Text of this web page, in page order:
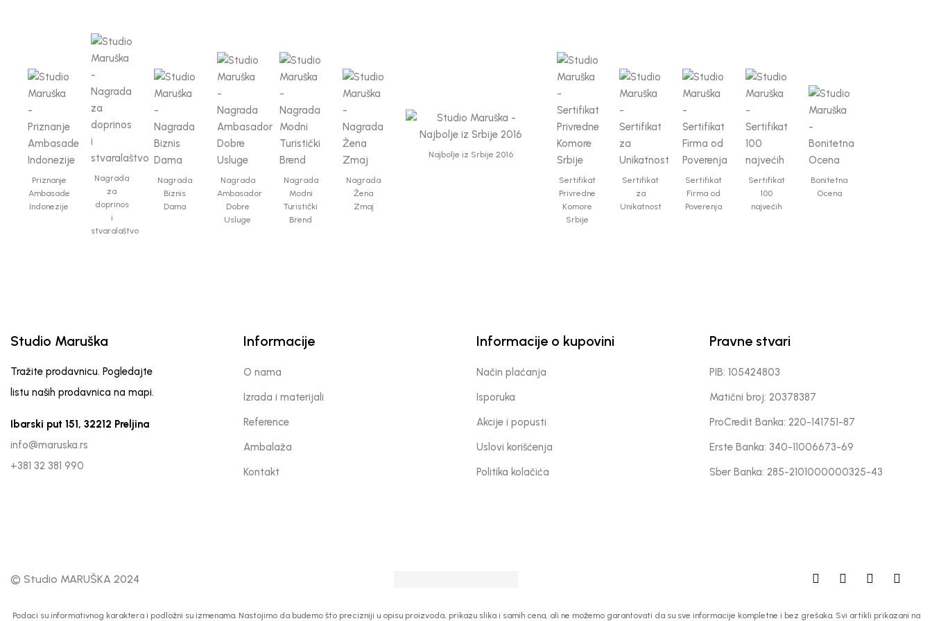
Priznanje
Ambasade
Indonezije
Nagrada
za
doprinos
i
stvaralaštvo
Nagrada
Biznis
Dama
Nagrada
Ambasador
Dobre
Usluge
Nagrada
Modni
Turistički
Brend
Nagrada
Žena
Zmaj
Najbolje iz Srbije 2016
Sertifikat
Privredne
Komore
Srbije
Sertifikat
za
Unikatnost
Sertifikat
Firma od
Poverenja
Sertifikat
100
najvećih
Bonitetna
Ocena
Studio Maruška
Tražite prodavnicu. Pogledajte
listu naših prodavnica na mapi.
Ibarski put 151, 32212 Preljina
info@maruska.rs
+381 32 381 990
Informacije
O nama
Izrada i materijali
Reference
Ambalaža
Kontakt
Informacije o kupovini
Način plaćanja
Isporuka
Akcije i popusti
Uslovi korišćenja
Politika kolačića
Pravne stvari
PIB: 105424803
Matični broj: 20378387
ProCredit Banka: 220-141751-87
Erste Banka: 340-11006673-69
Sber Banka: 285-2101000000325-43
© Studio MARUŠKA 2024
Podaci su informativnog karaktera i podložni su izmenama. Nastojimo da budemo što precizniji u opisu proizvoda, prikazu slika i samih cena, ali ne možemo garantovati da su sve informacije kompletne i bez grešaka. Svi artikli prikazani na